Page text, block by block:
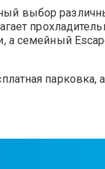
выбор
семейный
парковка,